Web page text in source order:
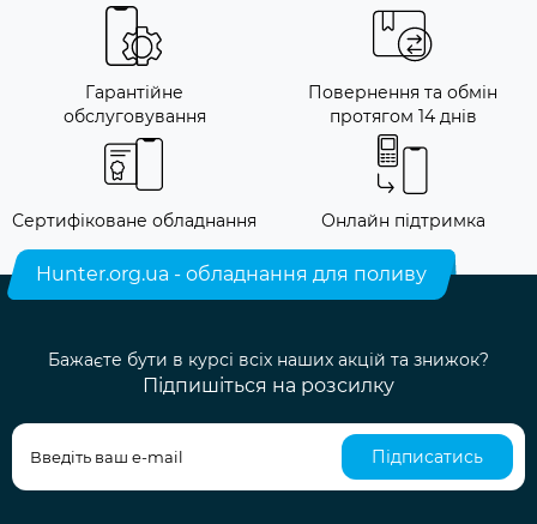
Гарантійне
обслуговування
Повернення та обмін
протягом 14 днів
Сертифіковане обладнання Онлайн підтримка
Hunter.org.ua - обладнання для поливу
Бажаєте бути в курсі всіх наших акцій та знижок?
Підпишіться на розсилку
Підписатись